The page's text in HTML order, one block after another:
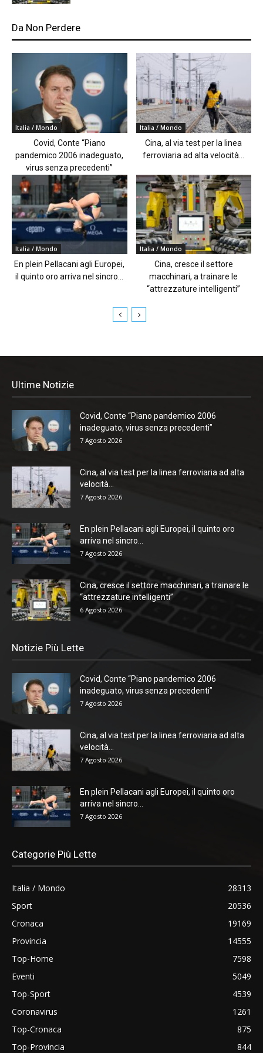
Da Non Perdere
Italia / Mondo
Covid, Conte “Piano
pandemico 2006 inadeguato,
virus senza precedenti”
Italia / Mondo
Cina, al via test per la linea
ferroviaria ad alta velocità...
Italia / Mondo
En plein Pellacani agli Europei,
il quinto oro arriva nel sincro...
Italia / Mondo
Cina, cresce il settore
macchinari, a trainare le
“attrezzature intelligenti”
Ultime Notizie
Covid, Conte “Piano pandemico 2006
inadeguato, virus senza precedenti”
7 Agosto 2026
Cina, al via test per la linea ferroviaria ad alta
velocità...
7 Agosto 2026
En plein Pellacani agli Europei, il quinto oro
arriva nel sincro...
7 Agosto 2026
Cina, cresce il settore macchinari, a trainare le
“attrezzature intelligenti”
6 Agosto 2026
Notizie Più Lette
Covid, Conte “Piano pandemico 2006
inadeguato, virus senza precedenti”
7 Agosto 2026
Cina, al via test per la linea ferroviaria ad alta
velocità...
7 Agosto 2026
En plein Pellacani agli Europei, il quinto oro
arriva nel sincro...
7 Agosto 2026
Categorie Più Lette
Italia / Mondo
28313
Sport
20536
Cronaca
19169
Provincia
14555
Top-Home
7598
Eventi
5049
Top-Sport
4539
Coronavirus
1261
Top-Cronaca
875
Top-Provincia
844